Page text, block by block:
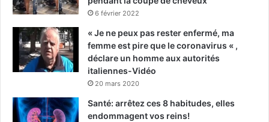
6 février 2022
« Je ne peux pas rester enfermé, ma
femme est pire que le coronavirus « ,
déclare un homme aux autorités
italiennes-Vidéo
20 mars 2020
Santé: arrêtez ces 8 habitudes, elles
endommagent vos reins!